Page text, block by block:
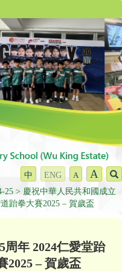
中 ENG A A
25
慶祝中華人民共和國成立
跆拳大賽2025 – 賀歲盃
周年 2024仁愛堂跆
2025 – 賀歲盃